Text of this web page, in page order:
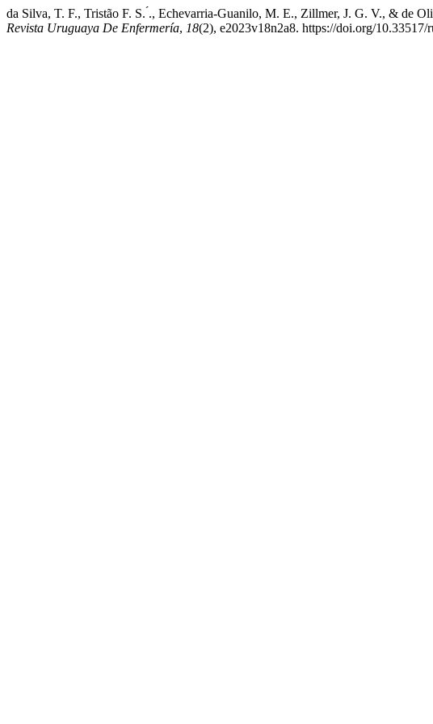
da Silva, T. F., Tristão F. S. ́., Echevarria-Guanilo, M. E., Zillmer, J. G. V., & de
Revista Uruguaya De Enfermería, 18(2), e2023v18n2a8. https://doi.org/10.33517/